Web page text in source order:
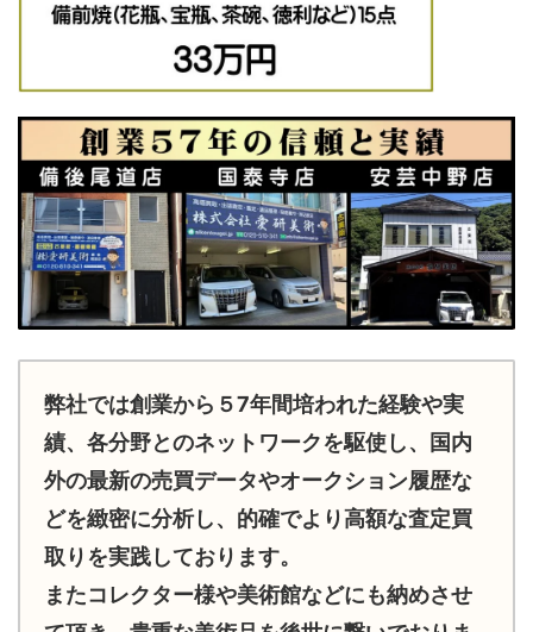
弊社では創業から５7年間培われた経験や実
績、各分野とのネットワークを駆使し、国内
外の最新の売買データやオークション履歴な
どを緻密に分析し、的確でより高額な査定買
取りを実践しております。
またコレクター様や美術館などにも納めさせ